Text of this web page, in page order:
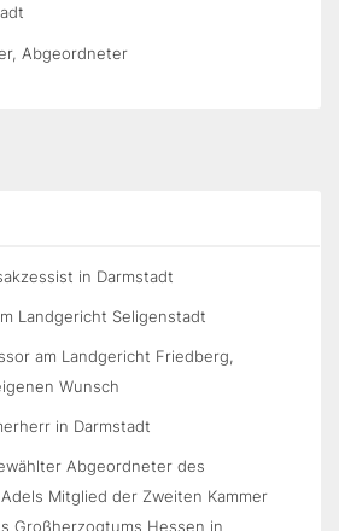
Abgeordneter
in Darmstadt
Landgericht Seligenstadt
am Landgericht Friedberg,
Wunsch
in Darmstadt
Abgeordneter des
Mitglied der Zweiten Kammer
Großherzogtums Hessen in